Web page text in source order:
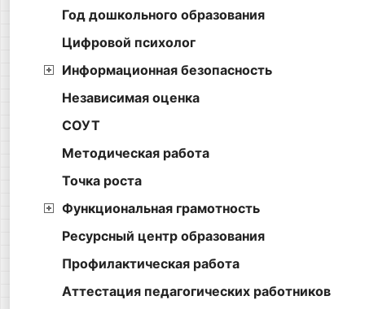
Год дошкольного образования
Цифровой психолог
Информационная безопасность
Независимая оценка
СОУТ
Методическая работа
Точка роста
Функциональная грамотность
Ресурсный центр образования
Профилактическая работа
Аттестация педагогических работников